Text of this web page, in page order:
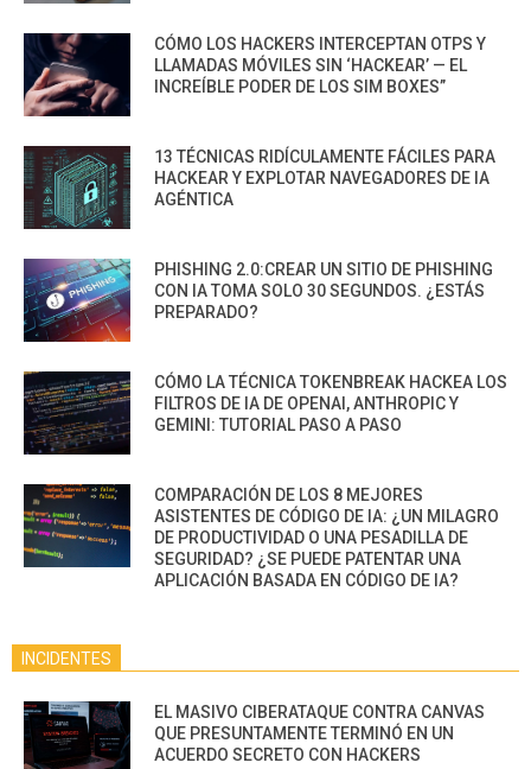
CÓMO LOS HACKERS INTERCEPTAN OTPS Y
LLAMADAS MÓVILES SIN ‘HACKEAR’ — EL
INCREÍBLE PODER DE LOS SIM BOXES”
13 TÉCNICAS RIDÍCULAMENTE FÁCILES PARA
HACKEAR Y EXPLOTAR NAVEGADORES DE IA
AGÉNTICA
PHISHING 2.0:CREAR UN SITIO DE PHISHING
CON IA TOMA SOLO 30 SEGUNDOS. ¿ESTÁS
PREPARADO?
CÓMO LA TÉCNICA TOKENBREAK HACKEA LOS
FILTROS DE IA DE OPENAI, ANTHROPIC Y
GEMINI: TUTORIAL PASO A PASO
COMPARACIÓN DE LOS 8 MEJORES
ASISTENTES DE CÓDIGO DE IA: ¿UN MILAGRO
DE PRODUCTIVIDAD O UNA PESADILLA DE
SEGURIDAD? ¿SE PUEDE PATENTAR UNA
APLICACIÓN BASADA EN CÓDIGO DE IA?
INCIDENTES
EL MASIVO CIBERATAQUE CONTRA CANVAS
QUE PRESUNTAMENTE TERMINÓ EN UN
ACUERDO SECRETO CON HACKERS